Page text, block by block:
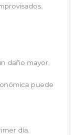
daño mayor.
puede
día.